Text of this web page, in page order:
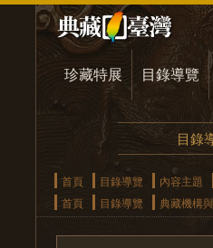
珍藏特展 目錄導覽
目錄
首頁 目錄導覽 內容主題
首頁
目錄導覽 典藏機構